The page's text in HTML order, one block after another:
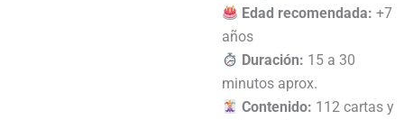
Edad recomendada: +7
años
Duración: 15 a 30
minutos aprox.
Contenido: 112 cartas y